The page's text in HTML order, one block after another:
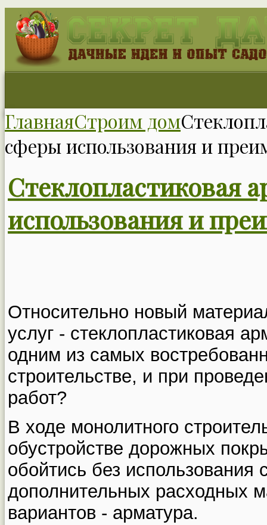
ГлавнаяСтроим дом
сферы использования и
Стеклопластиковая
использования и
Относительно новый
услуг - стеклопластиковая
одним из самых
строительстве, и при
работ?
В ходе монолитного
обустройстве дорожных
обойтись без использования
дополнительных расходных
вариантов - арматура.